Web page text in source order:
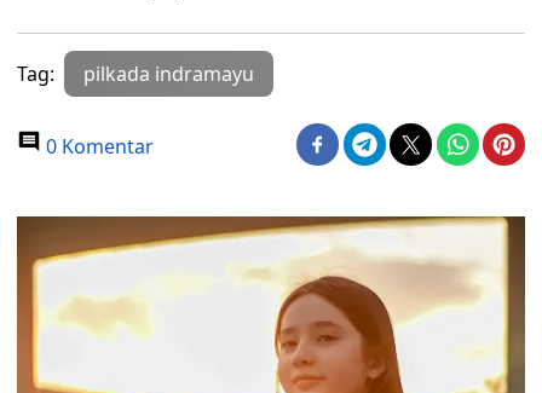
Tag: pilkada indramayu
0 Komentar